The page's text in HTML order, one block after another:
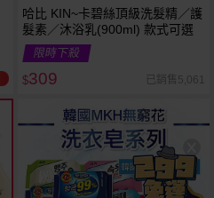
哈比 KIN~卡碧絲頂級洗髮精／護
髮素／沐浴乳(900ml) 款式可選
限時下殺
$309 已銷售5,061